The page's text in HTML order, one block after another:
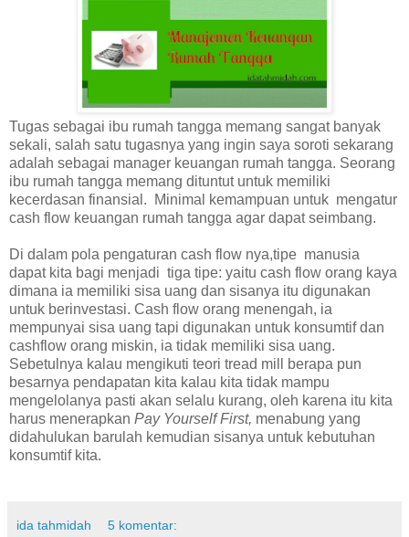
Tugas sebagai ibu rumah tangga memang sangat banyak
sekali, salah satu tugasnya yang ingin saya soroti sekarang
adalah sebagai manager keuangan rumah tangga. Seorang
ibu rumah tangga memang dituntut untuk memiliki
kecerdasan finansial. Minimal kemampuan untuk mengatur
cash flow keuangan rumah tangga agar dapat seimbang.
Di dalam pola pengaturan cash flow nya,tipe manusia
dapat kita bagi menjadi tiga tipe: yaitu cash flow orang kaya
dimana ia memiliki sisa uang dan sisanya itu digunakan
untuk berinvestasi. Cash flow orang menengah, ia
mempunyai sisa uang tapi digunakan untuk konsumtif dan
cashflow orang miskin, ia tidak memiliki sisa uang.
Sebetulnya kalau mengikuti teori tread mill berapa pun
besarnya pendapatan kita kalau kita tidak mampu
mengelolanya pasti akan selalu kurang, oleh karena itu kita
harus menerapkan Pay Yourself First, menabung yang
didahulukan barulah kemudian sisanya untuk kebutuhan
konsumtif kita.
ida tahmidah 5 komentar: